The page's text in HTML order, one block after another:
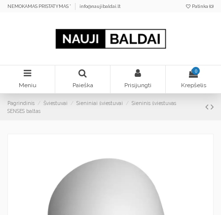
NEMOKAMAS PRISTATYMAS * info@naujibaldai.lt Patinka (0)
Meniu Paieška Prisijungti
0
Krepšelis
Pagrindinis Šviestuvai Sieniniai šviestuvai
Sieninis šviestuvas
SENSES baltas